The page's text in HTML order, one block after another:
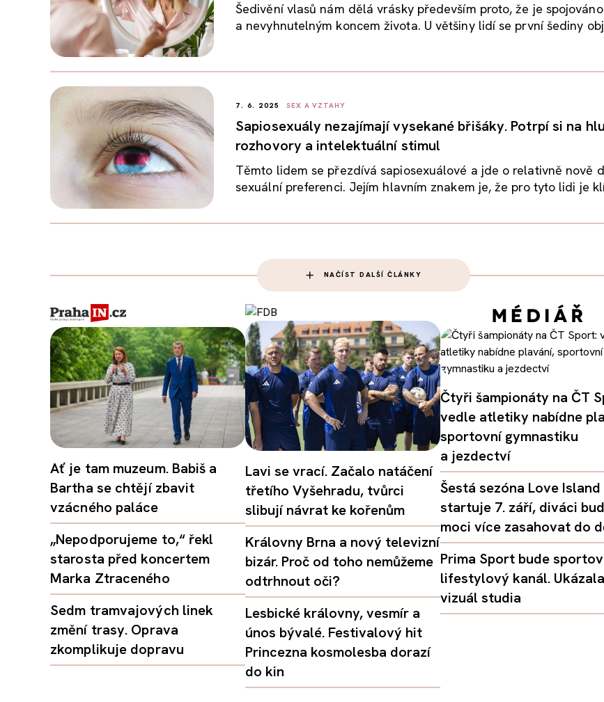
Šedivění vlasů nám dělá vrásky především proto, že je
a nevyhnutelným koncem života. U většiny lidí se první šediny
7. 6. 2025 SEX A VZTAHY
Sapiosexuály nezajímají vysekané břišáky. Potrpí si na
rozhovory a intelektuální stimul
Těmto lidem se přezdívá sapiosexuálové a jde o relativně nově
sexuální preferenci. Jejím hlavním znakem je, že pro tyto lidi je
NAČÍST DALŠÍ ČLÁNKY
Ať je tam muzeum. Babiš a
Bartha se chtějí zbavit
vzácného paláce
„Nepodporujeme to,“ řekl
starosta před koncertem
Marka Ztraceného
Sedm tramvajových linek
změní trasy. Oprava
zkomplikuje dopravu
Lavi se vrací. Začalo natáčení
třetího Vyšehradu, tvůrci
slibují návrat ke kořenům
Královny Brna a nový televizní
bizár. Proč od toho nemůžeme
odtrhnout oči?
Lesbické královny, vesmír a
únos bývalé. Festivalový hit
Princezna kosmolesba dorazí
do kin
Čtyři šampionáty na ČT
vedle atletiky nabídne
sportovní gymnastiku
a jezdectví
Šestá sezóna Love Island
startuje 7. září, diváci
moci více zasahovat do
Prima Sport bude
lifestylový kanál. Ukázala
vizuál studia